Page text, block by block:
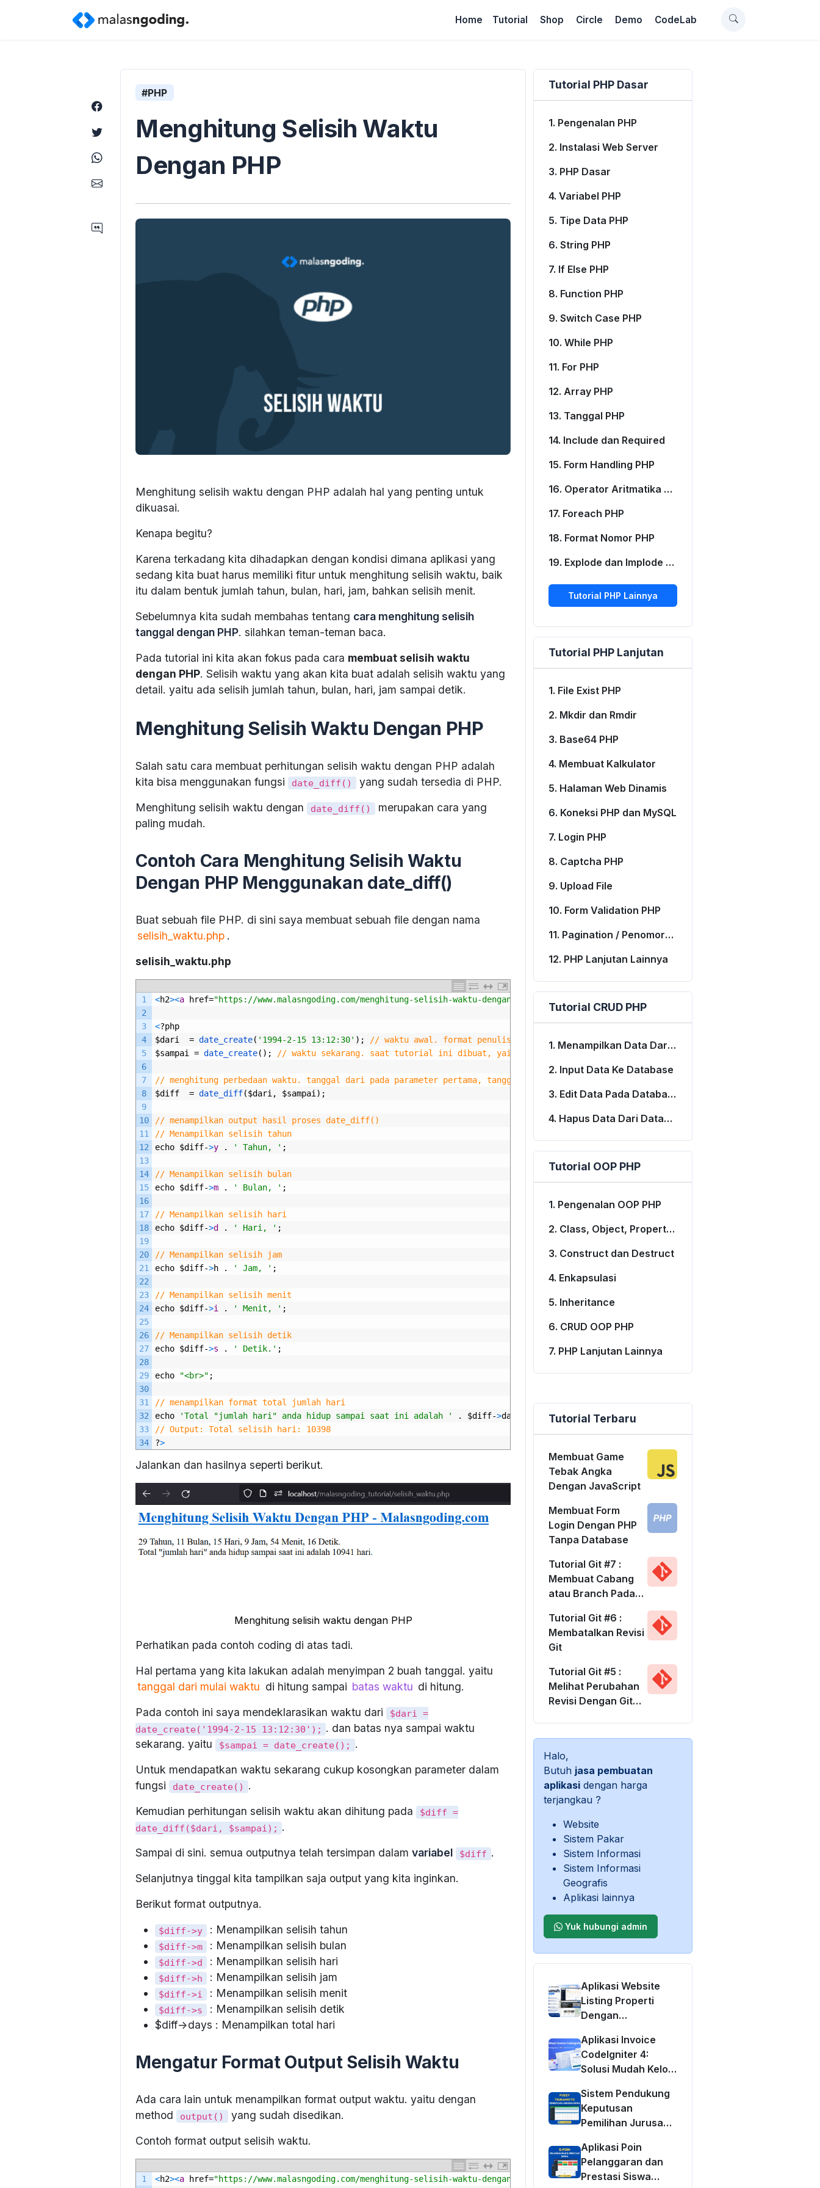
Home Tutorial Shop Circle Demo CodeLab
#PHP
Menghitung Selisih Waktu
Dengan PHP
Menghitung selisih waktu dengan PHP adalah hal yang penting untuk
dikuasai.
Kenapa begitu?
Karena terkadang kita dihadapkan dengan kondisi dimana aplikasi yang
sedang kita buat harus memiliki fitur untuk menghitung selisih waktu, baik
itu dalam bentuk jumlah tahun, bulan, hari, jam, bahkan selisih menit.
Sebelumnya kita sudah membahas tentang cara menghitung selisih
tanggal dengan PHP. silahkan teman-teman baca.
Pada tutorial ini kita akan fokus pada cara membuat selisih waktu
dengan PHP. Selisih waktu yang akan kita buat adalah selisih waktu yang
detail. yaitu ada selisih jumlah tahun, bulan, hari, jam sampai detik.
Menghitung Selisih Waktu Dengan PHP
Salah satu cara membuat perhitungan selisih waktu dengan PHP adalah
kita bisa menggunakan fungsi
date_diff()
yang sudah tersedia di PHP.
Menghitung selisih waktu dengan
date_diff()
merupakan cara yang
paling mudah.
Contoh Cara Menghitung Selisih Waktu
Dengan PHP Menggunakan date_diff()
Buat sebuah file PHP. di sini saya membuat sebuah file dengan nama
selisih_waktu.php .
selisih_waktu.php
1
2
3
4
5
6
7
8
9
10
11
12
13
14
15
16
17
18
19
20
21
22
23
24
25
26
27
28
29
30
31
32
33
34
<h2><a href="https://www.malasngoding.com/menghitung-selisih-waktu-dengan-php"
<?php
$dari = date_create( '1994-2-15 13:12:30' );
// waktu awal. format penulisan tahun-bulan-tanggal jam:menit:detik
$sampai = date_create(); // waktu sekarang. saat tutorial ini dibuat, yaitu : 30/1/2024 16:00:00
// menghitung perbedaan waktu. tanggal dari pada parameter pertama, tanggal sampai pada parameter kedua
$diff = date_diff($dari, $sampai);
// menampilkan output hasil proses date_diff()
// Menampilkan selisih tahun
echo $diff->y . ' Tahun, ' ;
// Menampilkan selisih bulan
echo $diff->m . ' Bulan, ' ;
// Menampilkan selisih hari
echo $diff->d . ' Hari, ' ;
// Menampilkan selisih jam
echo $diff->h . ' Jam, ' ;
// Menampilkan selisih menit
echo $diff->i . ' Menit, ' ;
// Menampilkan selisih detik
echo $diff->s . ' Detik.' ;
echo "<br>" ;
// menampilkan format total jumlah hari
echo
'Total "jumlah hari" anda hidup sampai saat ini adalah ' . $diff->days ' hari.';
// Output: Total selisih hari: 10398
?>
Jalankan dan hasilnya seperti berikut.
Menghitung selisih waktu dengan PHP
Perhatikan pada contoh coding di atas tadi.
Hal pertama yang kita lakukan adalah menyimpan 2 buah tanggal. yaitu
tanggal dari mulai waktu di hitung sampai batas waktu di hitung.
Pada contoh ini saya mendeklarasikan waktu dari
$dari =
date_create('1994-2-15 13:12:30'); . dan batas nya sampai waktu
sekarang. yaitu
$sampai = date_create();
.
Untuk mendapatkan waktu sekarang cukup kosongkan parameter dalam
fungsi
date_create()
.
Kemudian perhitungan selisih waktu akan dihitung pada
$diff =
date_diff($dari, $sampai); .
Sampai di sini. semua outputnya telah tersimpan dalam variabel $diff .
Selanjutnya tinggal kita tampilkan saja output yang kita inginkan.
Berikut format outputnya.
$diff->y : Menampilkan selisih tahun
$diff->m : Menampilkan selisih bulan
$diff->d : Menampilkan selisih hari
$diff->h : Menampilkan selisih jam
$diff->i : Menampilkan selisih menit
$diff->s
: Menampilkan selisih detik
$diff->days : Menampilkan total hari
Mengatur Format Output Selisih Waktu
Ada cara lain untuk menampilkan format output waktu. yaitu dengan
method
output()
yang sudah disedikan.
Contoh format output selisih waktu.
1
<h2><a href="https://www.malasngoding.com/menghitung-selisih-waktu-dengan-php" Menghitung Umur Dengan PHP
Tutorial PHP Dasar
1. Pengenalan PHP
2. Instalasi Web Server
3. PHP Dasar
4. Variabel PHP
5. Tipe Data PHP
6. String PHP
7. If Else PHP
8. Function PHP
9. Switch Case PHP
10. While PHP
11. For PHP
12. Array PHP
13. Tanggal PHP
14. Include dan Required
15. Form Handling PHP
16. Operator Aritmatika PHP
17. Foreach PHP
18. Format Nomor PHP
19. Explode dan Implode PHP
Tutorial PHP Lainnya
Tutorial PHP Lanjutan
1. File Exist PHP
2. Mkdir dan Rmdir
3. Base64 PHP
4. Membuat Kalkulator
5. Halaman Web Dinamis
6. Koneksi PHP dan MySQL
7. Login PHP
8. Captcha PHP
9. Upload File
10. Form Validation PHP
11. Pagination / Penomoran Halaman
12. PHP Lanjutan Lainnya
Tutorial CRUD PHP
1. Menampilkan Data Dari Database
2. Input Data Ke Database
3. Edit Data Pada Database
4. Hapus Data Dari Database
Tutorial OOP PHP
1. Pengenalan OOP PHP
2. Class, Object, Property dan Method
3. Construct dan Destruct
4. Enkapsulasi
5. Inheritance
6. CRUD OOP PHP
7. PHP Lanjutan Lainnya
Tutorial Terbaru
Membuat Game
Tebak Angka
Dengan JavaScript
Membuat Form
Login Dengan PHP
Tanpa Database
Tutorial Git #7 :
Membuat Cabang
atau Branch Pada
Tutorial Git #6 :
Membatalkan Revisi
Git
Tutorial Git #5 :
Melihat Perubahan
Revisi Dengan Git
Halo,
Butuh jasa pembuatan
aplikasi dengan harga
terjangkau ?
Website
Sistem Pakar
Sistem Informasi
Sistem Informasi
Geografis
Aplikasi lainnya
Yuk hubungi admin
Aplikasi Website
Listing Properti
Dengan
Aplikasi Invoice
CodeIgniter 4:
Solusi Mudah Kelola
Keuangan Bisnis
Anda
Sistem Pendukung
Keputusan
Pemilihan Jurusan
Fuzzy Tsukamoto
Berbasis Web
Aplikasi Poin
Pelanggaran dan
Prestasi Siswa